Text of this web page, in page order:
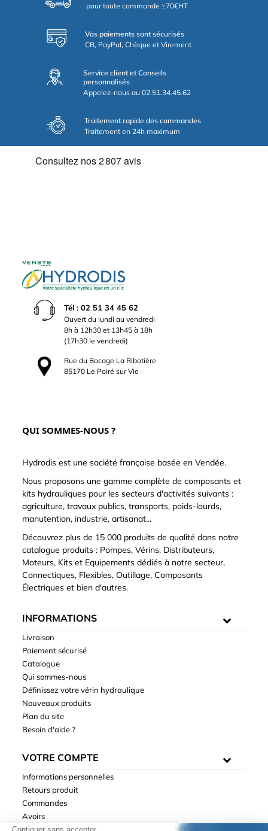
pour toute commande ≥70€HT
Vos paiements sont sécurisés
CB, PayPal, Chèque et Virement
Service client et Conseils
personnalisés
Appelez-nous au 02.51.34.45.62
Traitement rapide des commandes
Traitement en 24h maximum
Tél : 02 51 34 45 62
Ouvert du lundi au vendredi
8h à 12h30 et 13h45 à 18h
(17h30 le vendredi)
Rue du Bocage La Ribotière
85170 Le Poiré sur Vie
QUI SOMMES-NOUS ?
Hydrodis est une société française basée en Vendée.
Nous proposons une gamme complète de composants et
kits hydrauliques pour les secteurs d'activités suivants :
agriculture, travaux publics, transports, poids-lourds,
manutention, industrie, artisanat...
Découvrez plus de 15 000 produits de qualité dans notre
catalogue produits : Pompes, Vérins, Distributeurs,
Moteurs, Kits et Equipements dédiés à notre secteur,
Connectiques, Flexibles, Outillage, Composants
Électriques et bien d'autres.
INFORMATIONS
Livraison
Paiement sécurisé
Catalogue
Qui sommes-nous
Définissez votre vérin hydraulique
Nouveaux produits
Plan du site
Besoin d'aide ?
VOTRE COMPTE
Informations personnelles
Retours produit
Commandes
Avoirs